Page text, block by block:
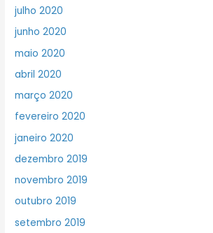
julho 2020
junho 2020
maio 2020
abril 2020
março 2020
fevereiro 2020
janeiro 2020
dezembro 2019
novembro 2019
outubro 2019
setembro 2019